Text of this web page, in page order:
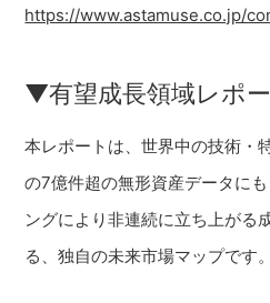
https://www.astamuse.co.jp/
▼有望成長領域レポ
本レポートは、世界中の技術・
の7億件超の無形資産データに
ングにより非連続に立ち上がる
る、独自の未来市場マップです。